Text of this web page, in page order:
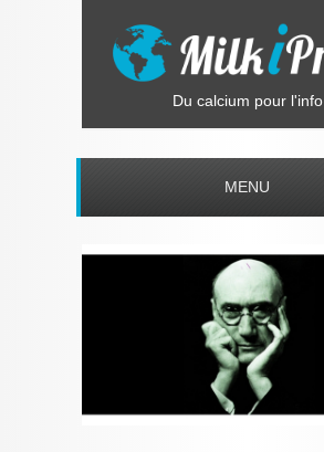
Du calcium pour l'info
MENU